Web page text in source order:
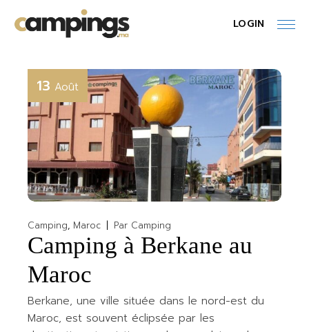
the
content
LOGIN
13 Août
Camping Maroc Par Camping
Camping à Berkane au
Maroc
Berkane, une ville située dans le nord-est du
Maroc, est souvent éclipsée par les